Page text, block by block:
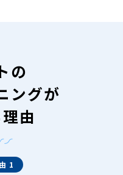
の
ングが
由
1